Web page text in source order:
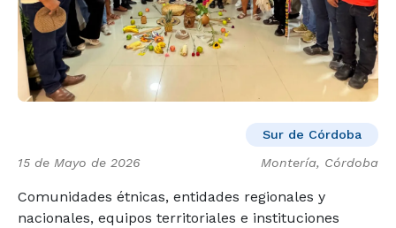
Sur de Córdoba
15 de Mayo de 2026 Montería, Córdoba
Comunidades étnicas, entidades regionales y
nacionales, equipos territoriales e instituciones